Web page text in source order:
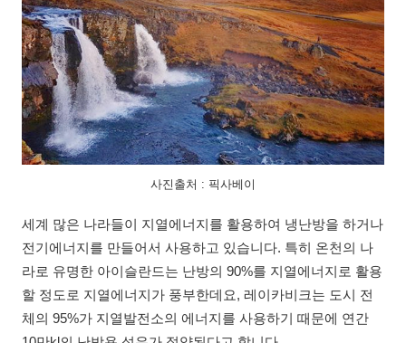
사진출처 : 픽사베이
세계 많은 나라들이 지열에너지를 활용하여 냉난방을 하거나
전기에너지를 만들어서 사용하고 있습니다. 특히 온천의 나
라로 유명한 아이슬란드는 난방의 90%를 지열에너지로 활용
할 정도로 지열에너지가 풍부한데요, 레이카비크는 도시 전
체의 95%가 지열발전소의 에너지를 사용하기 때문에 연간